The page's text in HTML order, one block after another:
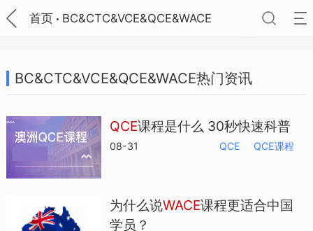
首页 BC&CTC&VCE&QCE&WACE
BC&CTC&VCE&QCE&WACE热门资讯
QCE课程是什么 30秒快速科普
08-31 QCE QCE课程
为什么说WACE课程更适合中国
学员？